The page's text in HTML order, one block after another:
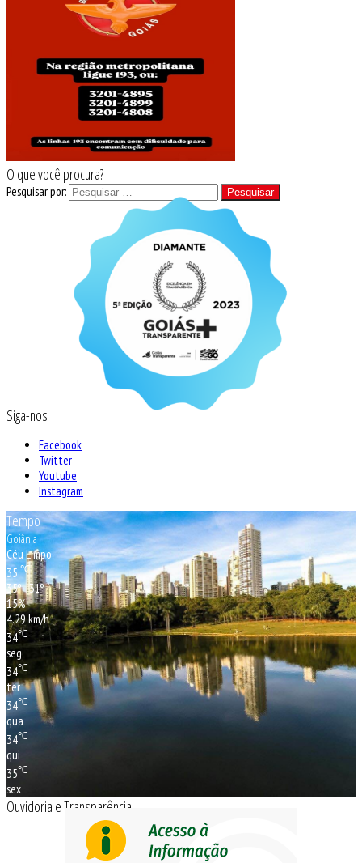
O que você procura?
Pesquisar por:
Siga-nos
Facebook
Twitter
Youtube
Instagram
Tempo
Goiânia
Céu Limpo
35℃
35º - 31º
15%
4.29 km/h
34℃
seg
34℃
ter
34℃
qua
34℃
qui
35℃
sex
Ouvidoria e Transparência